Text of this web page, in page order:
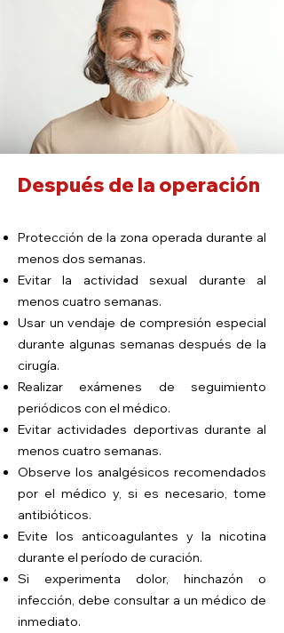
Después de la operación
Protección de la zona operada durante al
menos dos semanas.
Evitar la actividad sexual durante al
menos cuatro semanas.
Usar un vendaje de compresión especial
durante algunas semanas después de la
cirugía.
Realizar exámenes de seguimiento
periódicos con el médico.
Evitar actividades deportivas durante al
menos cuatro semanas.
Observe los analgésicos recomendados
por el médico y, si es necesario, tome
antibióticos.
Evite los anticoagulantes y la nicotina
durante el período de curación.
Si experimenta dolor, hinchazón o
infección, debe consultar a un médico de
inmediato.